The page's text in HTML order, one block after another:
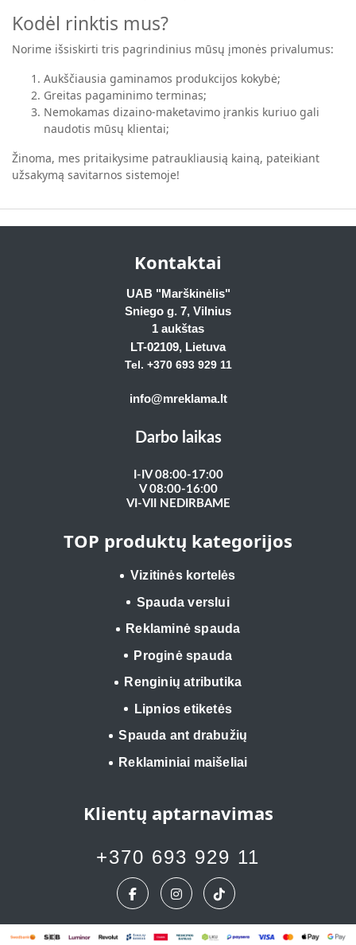
Kodėl rinktis mus?
Norime išsiskirti tris pagrindinius mūsų įmonės privalumus:
Aukščiausia gaminamos produkcijos kokybė;
Greitas pagaminimo terminas;
Nemokamas dizaino-maketavimo įrankis kuriuo gali
naudotis mūsų klientai;
Žinoma, mes pritaikysime patraukliausią kainą, pateikiant
užsakymą savitarnos sistemoje!
Kontaktai
UAB "Marškinėlis"
Sniego g. 7, Vilnius
1 aukštas
LT-02109, Lietuva
Tel. +370 693 929 11
info@mreklama.lt
Darbo laikas
I-IV 08:00-17:00
V 08:00-16:00
VI-VII NEDIRBAME
TOP produktų kategorijos
Vizitinės kortelės
Spauda verslui
Reklaminė spauda
Proginė spauda
Renginių atributika
Lipnios etiketės
Spauda ant drabužių
Reklaminiai maišeliai
Klientų aptarnavimas
+370 693 929 11